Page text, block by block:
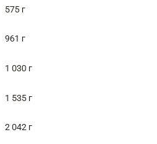
575 г
961 г
1 030 г
1 535 г
2 042 г